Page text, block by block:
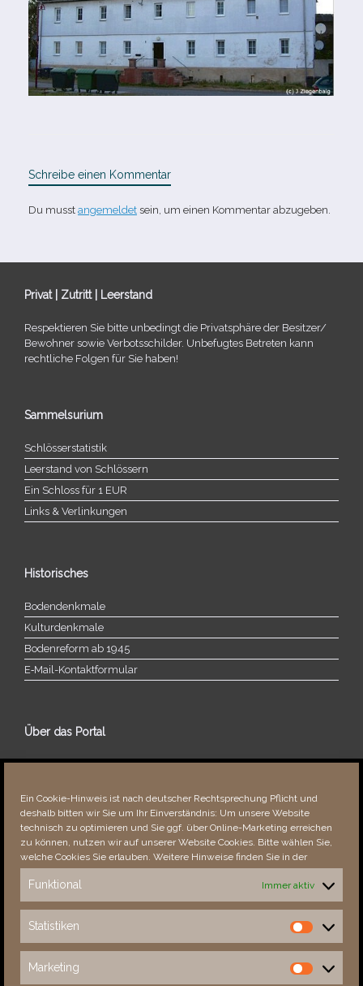
Ein Cookie-Hinweis ist nach deutscher Rechtsprechung Pflicht und
deshalb bitten wir Sie um Ihr Einverständnis: Um unsere Website
technisch zu optimieren und Sie ggf. über Online-Marketing erreichen
zu können, nutzen wir auf unserer Website Cookies. Bitte wählen Sie,
welche Cookies Sie erlauben. Weitere Hinweise finden Sie in der
Funktional Immer aktiv
Statistiken
Statistiken
Marketing
Marketing
Schreibe einen Kommentar
Du musst angemeldet sein, um einen Kommentar abzugeben.
Privat | Zutritt | Leerstand
Respektieren Sie bitte unbe­dingt die Privatsphäre der Besitzer/​
Bewohner sowie Verbotsschilder. Unbefugtes Betreten kann
recht­li­che Folgen für Sie haben!
Sammelsurium
Schlösserstatistik
Leerstand von Schlössern
Ein Schloss für 1 EUR
Links & Verlinkungen
Historisches
Bodendenkmale
Kulturdenkmale
Bodenreform ab 1945
E‑Mail-​​Kontaktformular
Über das Portal
Über dieses Portal
Fehler bemerkt?
Besucher seit 08/​2021
This Week
35668